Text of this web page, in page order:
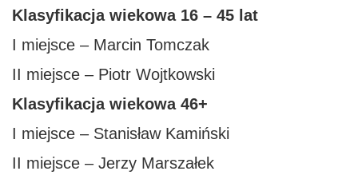
Klasyfikacja wiekowa 16 – 45 lat
I miejsce – Marcin Tomczak
II miejsce – Piotr Wojtkowski
Klasyfikacja wiekowa 46+
I miejsce – Stanisław Kamiński
II miejsce – Jerzy Marszałek